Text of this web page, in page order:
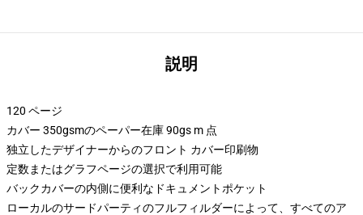
説明
120 ページ
カバー 350gsmのペーパー在庫 90gs m 点
独立したデザイナーからのフロント カバー印刷物
定数またはグラフページの選択で利用可能
バックカバーの内側に便利なドキュメントポケット
ローカルのサードパーティのフルフィルダーによって、すべてのア